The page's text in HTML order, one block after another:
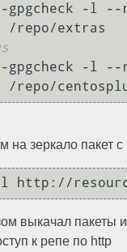
gpgcheck -l --
gpgcheck -l --
/repo/
на зеркало пакет
http://
выкачал пакеты
к репе по http